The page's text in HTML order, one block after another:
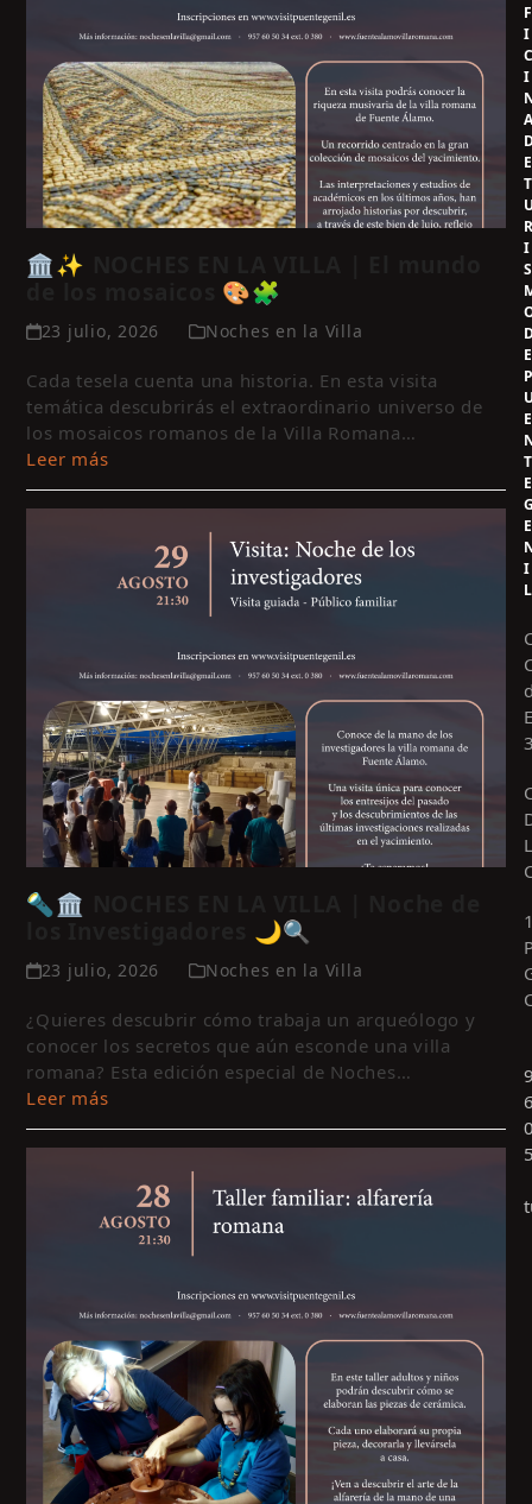
🏛️✨ NOCHES EN LA VILLA | El mundo
de los mosaicos 🎨🧩
23 julio, 2026 Noches en la Villa
Cada tesela cuenta una historia. En esta visita
temática descubrirás el extraordinario universo de
los mosaicos romanos de la Villa Romana…
Leer más
🔦🏛️ NOCHES EN LA VILLA | Noche de
los Investigadores 🌙🔍
23 julio, 2026 Noches en la Villa
¿Quieres descubrir cómo trabaja un arqueólogo y
conocer los secretos que aún esconde una villa
romana? Esta edición especial de Noches…
Leer más
F
I
I
E
T
I
S
E
E
T
E
E
I
L